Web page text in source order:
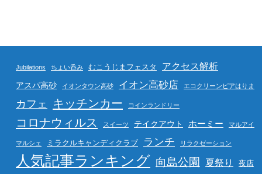
Jubilations ちょい呑み むこうじまフェスタ アクセス解析
アスパ高砂 イオンタウン高砂 イオン高砂店 エコクリーンピアはりま
カフェ キッチンカー コインランドリー
コロナウィルス スイーツ テイクアウト ホーミー マルアイ
マルシェ ミラクルキャンディクラブ ランチ リラクゼーション
人気記事ランキング 向島公園 夏祭り 夜店